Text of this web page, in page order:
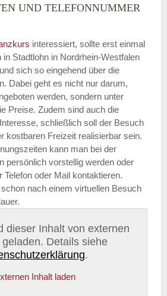
UND TELEFONNUMMER
interessiert, sollte erst einmal
in Stadtlohn in Nordrhein-Westfalen
sich so eingehend über die
Dabei geht es nicht nur darum,
werden, sondern unter
Preise. Zudem sind auch die
schließlich soll der Besuch
kostbaren Freizeit realisierbar sein.
kann man bei der
persönlich vorstellig werden oder
Telefon oder Mail kontaktieren.
nach einem virtuellen Besuch
dieser Inhalt von externen
Details siehe
.
Inhalt laden